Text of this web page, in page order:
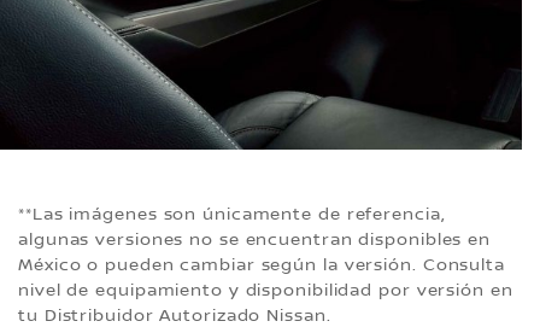
**Las imágenes son únicamente de referencia,
algunas versiones no se encuentran disponibles en
México o pueden cambiar según la versión. Consulta
nivel de equipamiento y disponibilidad por versión en
tu Distribuidor Autorizado Nissan.